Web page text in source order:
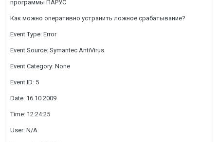
программы ПАРУС
Как можно оперативно устранить ложное срабатывание?
Event Type: Error
Event Source: Symantec AntiVirus
Event Category: None
Event ID: 5
Date: 16.10.2009
Time: 12:24:25
User: N/A